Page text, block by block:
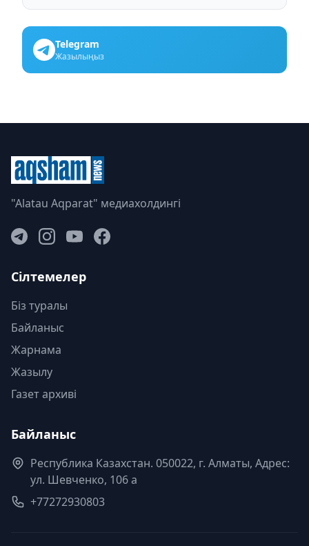
Telegram
Жазылыңыз
"Alatau Aqparat" медиахолдингі
Сілтемелер
Біз туралы
Байланыс
Жарнама
Жазылу
Газет архиві
Байланыс
Республика Казахстан. 050022, г. Алматы, Адрес:
ул. Шевченко, 106 а
+77272930803